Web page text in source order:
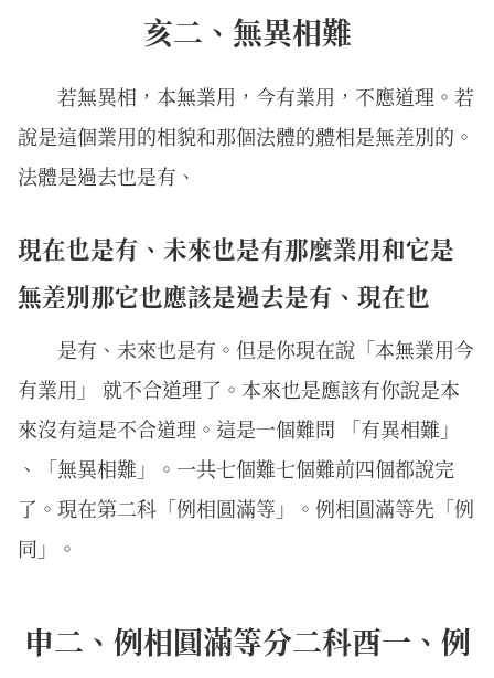
亥二、無異相難
若無異相，本無業用，今有業用，不應道理。若
說是這個業用的相貌和那個法體的體相是無差別的。
法體是過去也是有、
現在也是有、未來也是有那麼業用和它是
無差別那它也應該是過去是有、現在也
是有、未來也是有。但是你現在說「本無業用今
有業用」 就不合道理了。本來也是應該有你說是本
來沒有這是不合道理。這是一個難問 「有異相難」
、「無異相難」。一共七個難七個難前四個都說完
了。現在第二科「例相圓滿等」。例相圓滿等先「例
同」。
申二、例相圓滿等分二科酉一、例